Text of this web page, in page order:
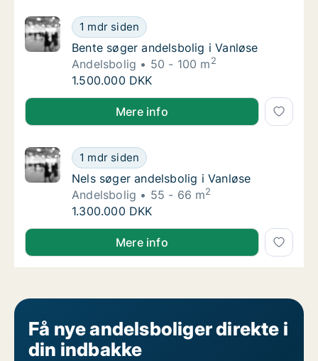
Bente søger andelsbolig i Vanløse
1 mdr siden
Bente søger andelsbolig i Vanløse
Bente søger andelsbolig i Vanløse
Andelsbolig
50 - 100 m2
Bente søger andelsbolig i Vanløse
1.500.000 DKK
Bente søger andelsbolig i Vanløse
Mere info
Nels søger andelsbolig i Vanløse
1 mdr siden
Nels søger andelsbolig i Vanløse
Nels søger andelsbolig i Vanløse
Andelsbolig
55 - 66 m2
Nels søger andelsbolig i Vanløse
1.300.000 DKK
Nels søger andelsbolig i Vanløse
Mere info
Få nye andelsboliger direkte i
din indbakke